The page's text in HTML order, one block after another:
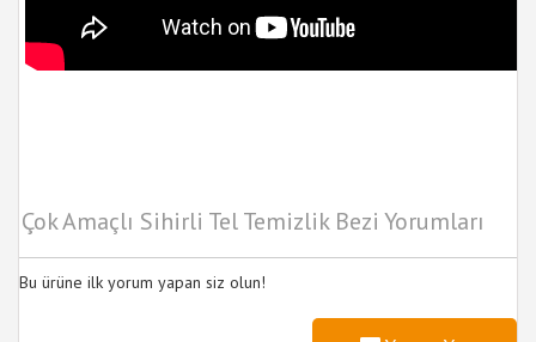
Çok Amaçlı Sihirli Tel Temizlik Bezi Yorumları
Bu ürüne ilk yorum yapan siz olun!